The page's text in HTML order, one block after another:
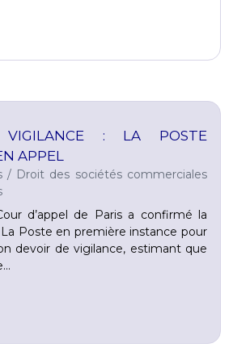
: LA POSTE
APPEL
/ Droit des sociétés commerciales
d’appel de Paris a confirmé la
Poste en première instance pour
devoir de vigilance, estimant que